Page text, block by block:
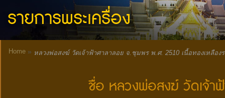
รายการพระเครื่อง
Home » หลวงพ่อสงฆ์ วัดเจ้าฟ้าศาลาลอย จ.ชุมพร พ.ศ. 2510 เนื้อทองเหลือง
ชื่อ หลวงพ่อสงฆ์ วัดเจ้า